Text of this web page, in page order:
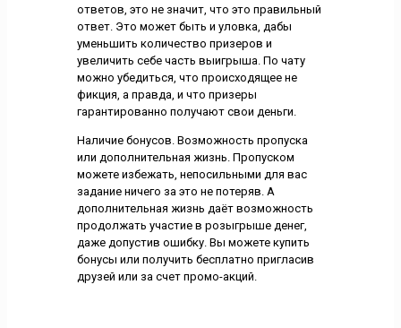
ответов, это не значит, что это правильный
ответ. Это может быть и уловка, дабы
уменьшить количество призеров и
увеличить себе часть выигрыша. По чату
можно убедиться, что происходящее не
фикция, а правда, и что призеры
гарантированно получают свои деньги.
Наличие бонусов. Возможность пропуска
или дополнительная жизнь. Пропуском
можете избежать, непосильными для вас
задание ничего за это не потеряв. А
дополнительная жизнь даёт возможность
продолжать участие в розыгрыше денег,
даже допустив ошибку. Вы можете купить
бонусы или получить бесплатно пригласив
друзей или за счет промо-акций.